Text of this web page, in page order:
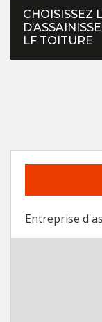
CHOISISSEZ
LF TOITURE
Entreprise